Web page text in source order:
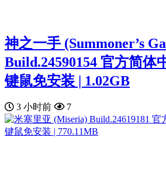
神之一手 (Summoner’s
Build.24590154 官方简体
键鼠免安装 | 1.02GB
3 小时前 7